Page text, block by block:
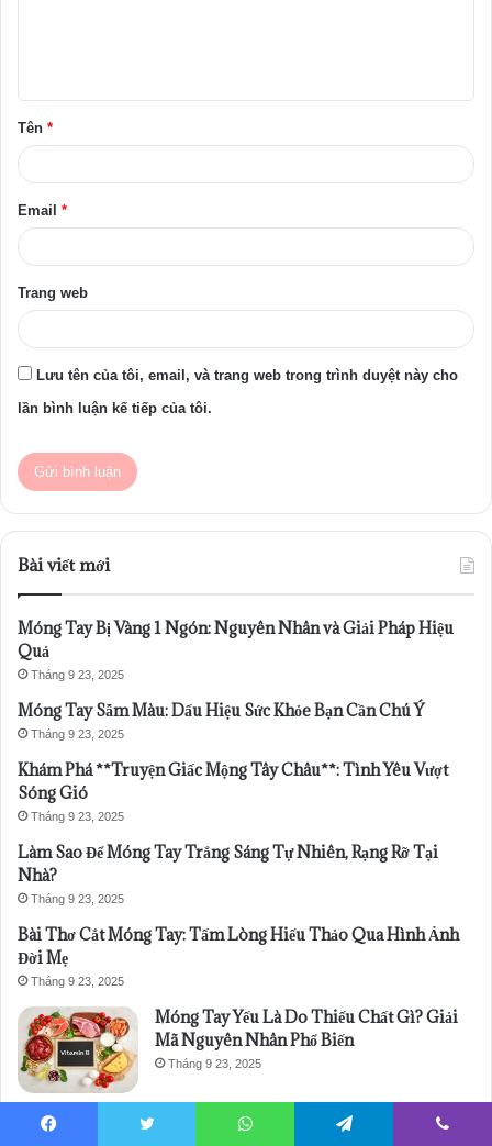
ậ
n
Tên *
Email *
Trang web
Lưu tên của tôi, email, và trang web trong trình duyệt này cho
lần bình luận kế tiếp của tôi.
Bài viết mới
Móng Tay Bị Vàng 1 Ngón: Nguyên Nhân và Giải Pháp Hiệu
Quả
Tháng 9 23, 2025
Móng Tay Sẫm Màu: Dấu Hiệu Sức Khỏe Bạn Cần Chú Ý
Tháng 9 23, 2025
Khám Phá **Truyện Giấc Mộng Tây Châu**: Tình Yêu Vượt
Sóng Gió
Tháng 9 23, 2025
Làm Sao Để Móng Tay Trắng Sáng Tự Nhiên, Rạng Rỡ Tại
Nhà?
Tháng 9 23, 2025
Bài Thơ Cắt Móng Tay: Tấm Lòng Hiếu Thảo Qua Hình Ảnh
Đời Mẹ
Tháng 9 23, 2025
Móng Tay Yếu Là Do Thiếu Chất Gì? Giải
Mã Nguyên Nhân Phổ Biến
Tháng 9 23, 2025
Móng Tay Bị Vảy Nến: Nhận Diện Và Hướng Điều Trị Dứt Điểm